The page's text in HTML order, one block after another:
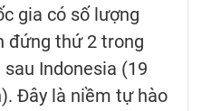
gia có số lượng
đứng thứ 2 trong
Indonesia (19
Đây là niềm tự hào